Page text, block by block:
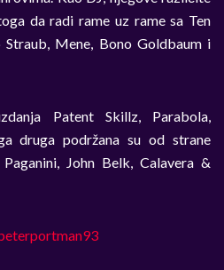
da radi rame uz rame sa Ten
Mene, Bono Goldbaum i
Patent Skillz, Parabola,
druga podržana su od strane
John Belk, Calavera &